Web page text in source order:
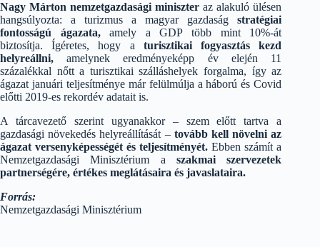
Nagy Márton nemzetgazdasági miniszter az alakuló ülésen
hangsúlyozta: a turizmus a magyar gazdaságstratégiai
fontosságú ágazata,amely a GDP több mint 10%-át
biztosítja. Ígéretes, hogy a turisztikai fogyasztás kezd
helyreállni, amelynek eredményeképp év elején 11
százalékkal nőtt a turisztikai szálláshelyek forgalma, így az
ágazat januári teljesítménye már felülmúlja a háború és Covid
előtti 2019-es rekordév adatait is.
A tárcavezető szerint ugyanakkor – szem előtt tartva a
gazdasági növekedés helyreállítását – tovább kell növelni az
ágazat versenyképességét és teljesítményét. Ebben számít a
Nemzetgazdasági Minisztérium a szakmai szervezetek
partnerségére, értékes meglátásaira és javaslataira.
Forrás:
Nemzetgazdasági Minisztérium